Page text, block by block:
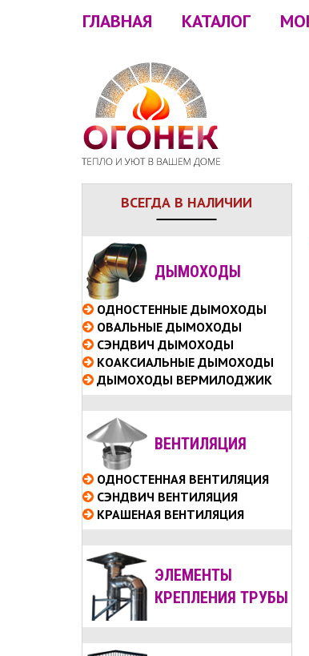
ГЛАВНАЯ КАТАЛОГ
ВСЕГДА В НАЛИЧИИ
ДЫМОХОДЫ
ОДНОСТЕННЫЕ ДЫМОХОДЫ
ОВАЛЬНЫЕ ДЫМОХОДЫ
СЭНДВИЧ ДЫМОХОДЫ
КОАКСИАЛЬНЫЕ ДЫМОХОДЫ
ДЫМОХОДЫ ВЕРМИЛОДЖИК
ВЕНТИЛЯЦИЯ
ОДНОСТЕННАЯ ВЕНТИЛЯЦИЯ
СЭНДВИЧ ВЕНТИЛЯЦИЯ
КРАШЕНАЯ ВЕНТИЛЯЦИЯ
ЭЛЕМЕНТЫ
КРЕПЛЕНИЯ ТРУБЫ